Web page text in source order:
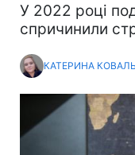
У 2022 році
спричинили
КАТЕРИНА